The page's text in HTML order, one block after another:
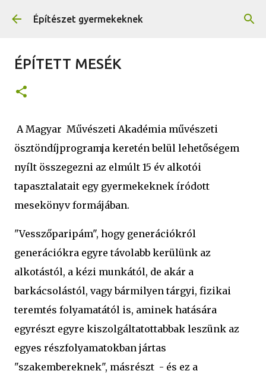
Ugrás a fő tartalomra
Építészet gyermekeknek
ÉPÍTETT MESÉK
A Magyar Művészeti Akadémia művészeti
ösztöndíjprogramja keretén belül lehetőségem
nyílt összegezni az elmúlt 15 év alkotói
tapasztalatait egy gyermekeknek íródott
mesekönyv formájában.
"Vesszőparipám", hogy generációkról
generációkra egyre távolabb kerülünk az
alkotástól, a kézi munkától, de akár a
barkácsolástól, vagy bármilyen tárgyi, fizikai
teremtés folyamatától is, aminek hatására
egyrészt egyre kiszolgáltatottabbak leszünk az
egyes részfolyamatokban jártas
"szakembereknek", másrészt - és ez a